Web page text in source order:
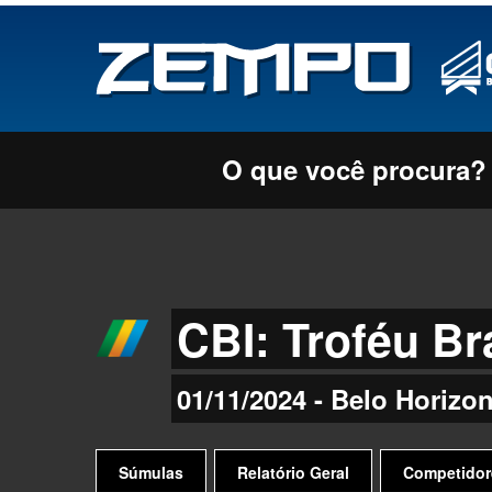
O que você procura?
CBI: Troféu
01/11/2024 - Belo
Súmulas Relatório Geral